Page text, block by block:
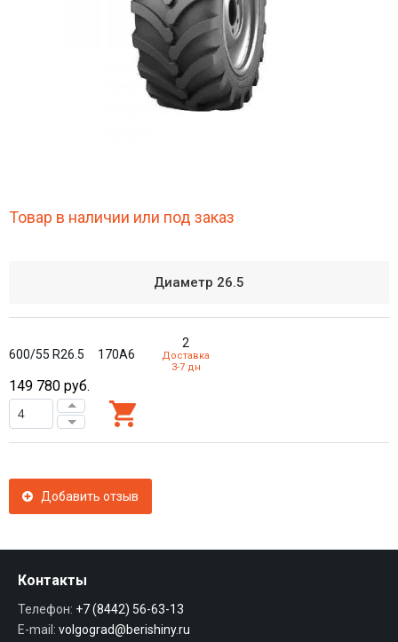
Товар в наличии или под заказ
Диаметр 26.5
600/55 R26.5 170A6
2
Доставка
3-7 дн
149 780 руб.
Добавить отзыв
Контакты
Телефон: +7 (8442) 56-63-13
E-mail: volgograd@berishiny.ru